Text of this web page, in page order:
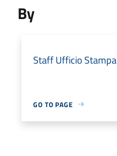
By
Staff Ufficio Stampa
GO TO PAGE